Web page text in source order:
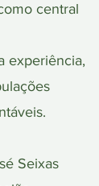
central
experiência,
Seixas